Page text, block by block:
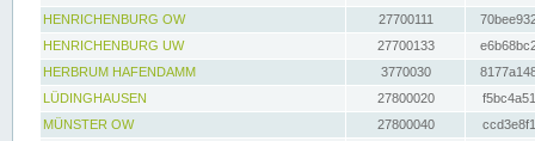
HENRICHENBURG OW
27700111
HENRICHENBURG UW
27700133
HERBRUM HAFENDAMM
3770030
LÜDINGHAUSEN
27800020
MÜNSTER OW
27800040